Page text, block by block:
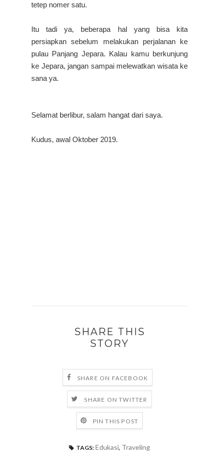
tetep nomer satu.
Itu tadi ya, beberapa hal yang bisa kita
persiapkan sebelum melakukan perjalanan ke
pulau Panjang Jepara. Kalau kamu berkunjung
ke Jepara, jangan sampai melewatkan wisata ke
sana ya.
Selamat berlibur, salam hangat dari saya.
Kudus, awal Oktober 2019.
SHARE THIS
STORY
SHARE ON FACEBOOK
SHARE ON TWITTER
PIN THIS POST
TAGS: Edukasi, Traveling